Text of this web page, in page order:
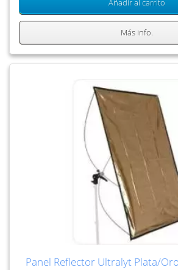
Añadir al carrito
Más info.
Panel Reflector Ultralyt Plata/